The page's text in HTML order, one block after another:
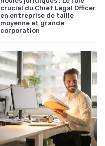
crucial du Chief Legal Officer
en entreprise de taille
moyenne et grande
corporation